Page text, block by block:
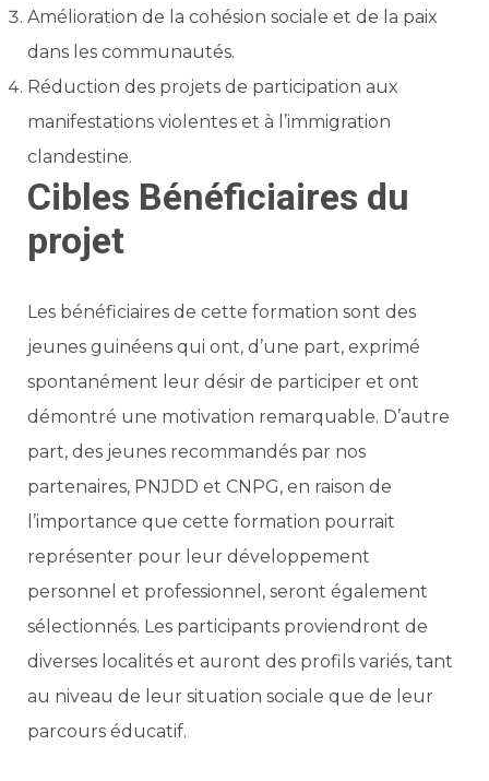
Amélioration de la cohésion sociale et de la paix
dans les communautés.
Réduction des projets de participation aux
manifestations violentes et à l’immigration
clandestine.
Cibles Bénéficiaires du
projet
Les bénéficiaires de cette formation sont des
jeunes guinéens qui ont, d’une part, exprimé
spontanément leur désir de participer et ont
démontré une motivation remarquable. D’autre
part, des jeunes recommandés par nos
partenaires, PNJDD et CNPG, en raison de
l’importance que cette formation pourrait
représenter pour leur développement
personnel et professionnel, seront également
sélectionnés. Les participants proviendront de
diverses localités et auront des profils variés, tant
au niveau de leur situation sociale que de leur
parcours éducatif.